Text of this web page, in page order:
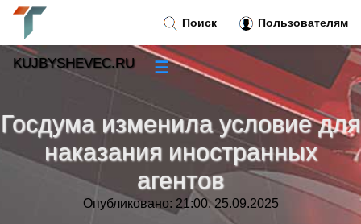
Госдума изменила условие для
наказания иностранных
агентов
Опубликовано: 21:00, 25.09.2025
Поиск Пользователям
KUJBYSHEVEC.RU ☰
Новости»
Тренды новостей»
Рубрики»